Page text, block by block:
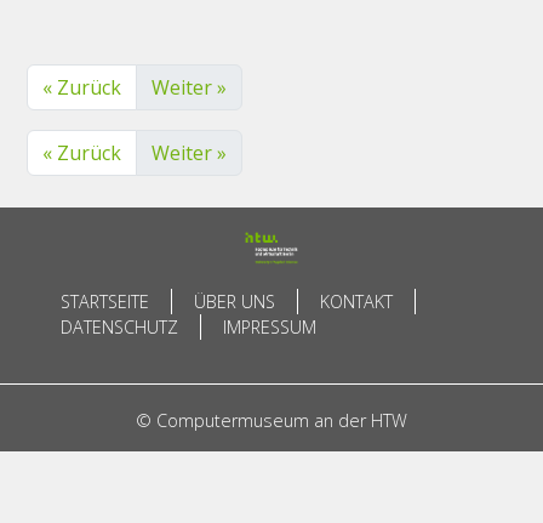
« Zurück Weiter »
« Zurück Weiter »
STARTSEITE ÜBER UNS
KONTAKT
DATENSCHUTZ
IMPRESSUM
© Computermuseum an der HTW